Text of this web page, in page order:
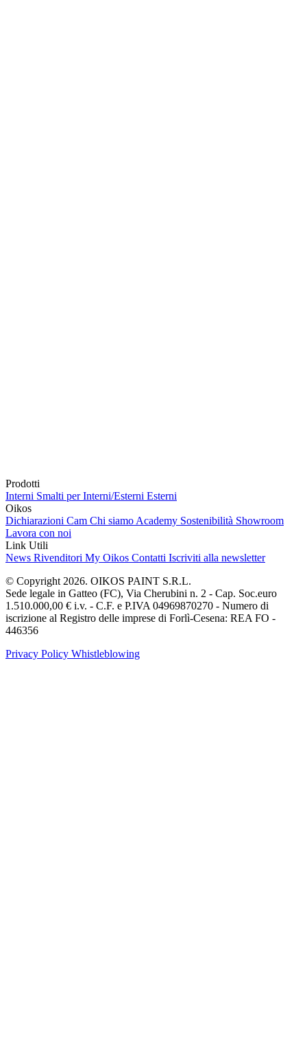
Prodotti
Interni Smalti per Interni/Esterni Esterni
Oikos
Dichiarazioni Cam Chi siamo Academy Sostenibilità Showroom
Lavora con noi
Link Utili
News Rivenditori My Oikos Contatti Iscriviti alla newsletter
© Copyright 2026. OIKOS PAINT S.R.L.
Sede legale in Gatteo (FC), Via Cherubini n. 2 - Cap. Soc.euro
1.510.000,00 € i.v. - C.F. e P.IVA 04969870270 - Numero di
iscrizione al Registro delle imprese di Forlì-Cesena: REA FO -
446356
Privacy Policy Whistleblowing